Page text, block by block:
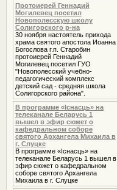
Протоиерей Геннадий
Могилевец посетил
Новополесскую школу
Солигорского р-на
30 ноября настоятель прихода
храма святого апостола Иоанна
Богослова г.п. Старобин
протоиерей Геннадий
Могилевец посетил ГУО
"Новополесский учебно-
педагогический комплекс
детский сад - средняя школа
Солигорского района".
В программе «Iснасць» на
телеканале Беларусь 1
вышел в эфир сюжет о
кафедральном соборе
святого Архангела Михаила в
г. Слуцке
В программе «Iснасць» на
телеканале Беларусь 1 вышел в
эфир сюжет о кафедральном
соборе святого Архангела
Михаила в г. Слуцке